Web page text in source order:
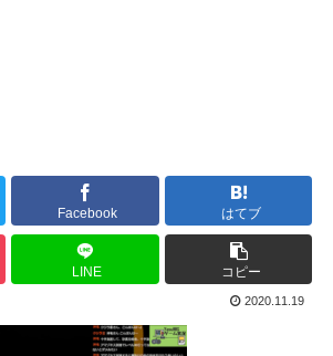
Facebook はてブ
LINE コピー
2020.11.19